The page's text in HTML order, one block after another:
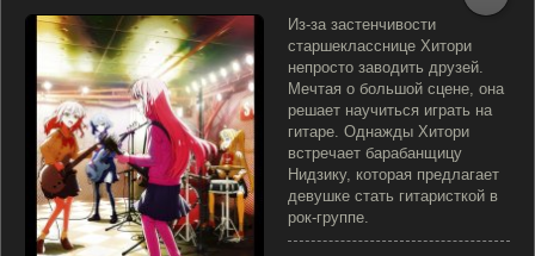
Из-за застенчивости
старшекласснице Хитори
непросто заводить друзей.
Мечтая о большой сцене, она
решает научиться играть на
гитаре. Однажды Хитори
встречает барабанщицу
Нидзику, которая предлагает
девушке стать гитаристкой в
рок-группе.